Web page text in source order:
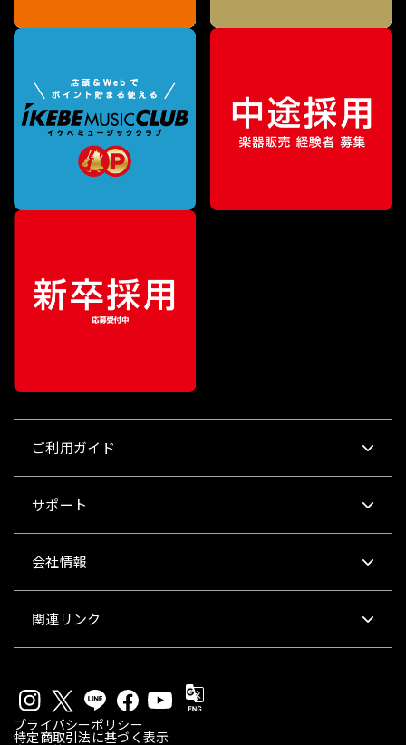
ご利用ガイド
サポート
会社情報
関連リンク
プライバシーポリシー
特定商取引法に基づく表示